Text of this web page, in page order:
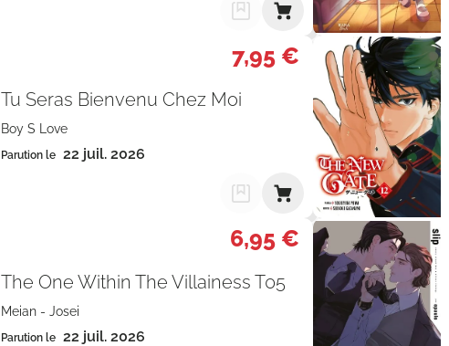
7,95 €
Tu Seras Bienvenu Chez Moi
Boy S Love
Parution le 22 juil. 2026
6,95 €
The One Within The Villainess T05
Meian - Josei
Parution le 22 juil. 2026